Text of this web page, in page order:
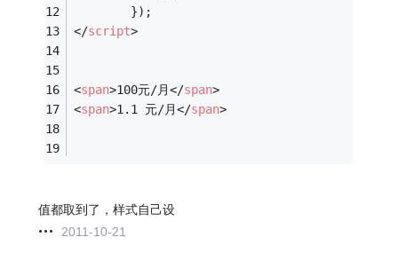
        });
</script>
<span>100元/月</span>
<span>1.1 元/月</span>
值都取到了，样式自己设
2011-10-21